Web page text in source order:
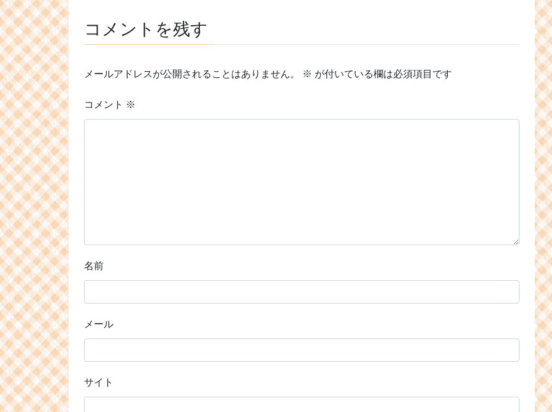
コメントを残す
メールアドレスが公開されることはありません。 ※ が付いている欄は必須項目です
コメント ※
名前
メール
サイト